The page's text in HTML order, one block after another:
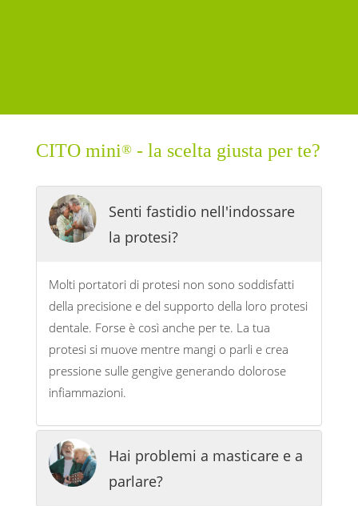
CITO mini® - la scelta giusta per te?
Senti fastidio nell'indossare
la protesi?
Molti portatori di protesi non sono soddisfatti
della precisione e del supporto della loro protesi
dentale. Forse è così anche per te. La tua
protesi si muove mentre mangi o parli e crea
pressione sulle gengive generando dolorose
infiammazioni.
Hai problemi a masticare e a
parlare?